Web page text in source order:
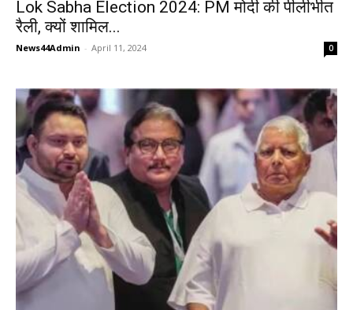
Lok Sabha Election 2024: PM मोदी की पीलीभीत
रैली, क्यों शामिल...
News44Admin - April 11, 2024 0